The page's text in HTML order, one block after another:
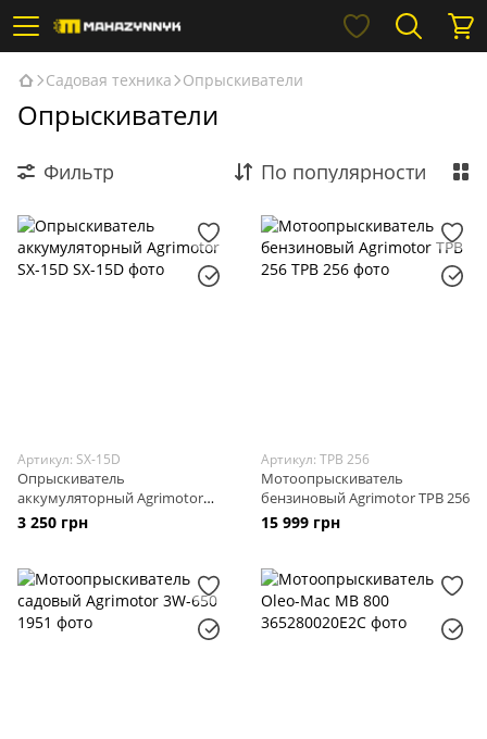
Садовая техника Опрыскиватели
Опрыскиватели
Фильтр По популярности
Артикул: SX-15D
Опрыскиватель
аккумуляторный Agrimotor
SX-15D
3 250 грн
Артикул: TPB 256
Мотоопрыскиватель
бензиновый Agrimotor TPB 256
15 999 грн